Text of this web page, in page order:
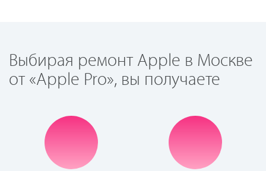
Выбирая ремонт Apple в Москве
от «Apple Pro», вы получаете